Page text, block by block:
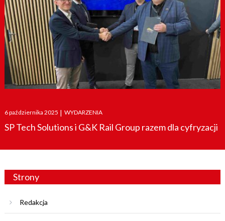
Posted
on
6 października 2025 | WYDARZENIA
SP Tech Solutions i G&K Rail Group razem dla cyfryzacji
Strony
Redakcja